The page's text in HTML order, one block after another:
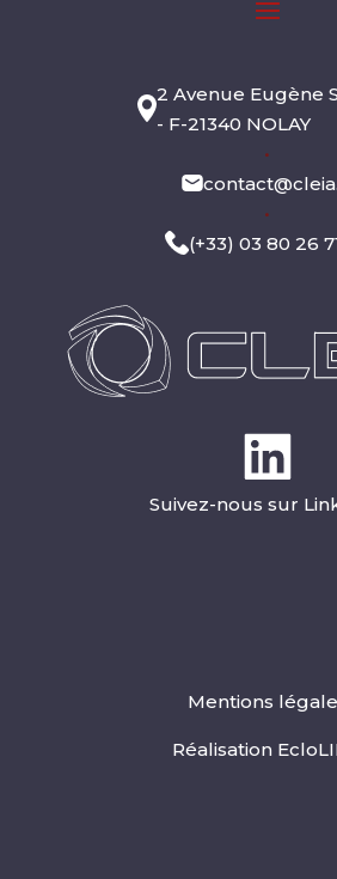
2 Avenue Eugène
- F-21340 NOLAY
•
•
(+33) 03 80 26
Suivez-nous sur
Mentions
Réalisation